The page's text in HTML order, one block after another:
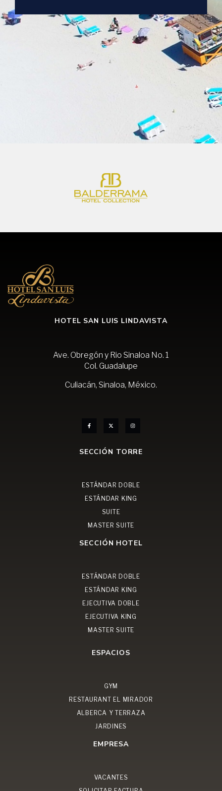
HOTEL SAN LUIS LINDAVISTA
Ave. Obregón y Rio Sinaloa No. 1
Col. Guadalupe
Culiacán, Sinaloa, México.
SECCIÓN TORRE
ESTÁNDAR DOBLE
ESTÁNDAR KING
SUITE
MASTER SUITE
SECCIÓN HOTEL
ESTÁNDAR DOBLE
ESTÁNDAR KING
EJECUTIVA DOBLE
EJECUTIVA KING
MASTER SUITE
ESPACIOS
GYM
RESTAURANT EL MIRADOR
ALBERCA Y TERRAZA
JARDINES
EMPRESA
VACANTES